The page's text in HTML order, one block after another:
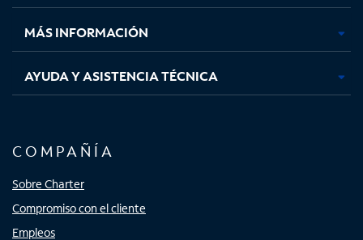
nuevanuevanuevanueva
MÁS INFORMACIÓN
AYUDA Y ASISTENCIA TÉCNICA
COMPAÑÍA
Sobre Charter
Compromiso con el cliente
Empleos